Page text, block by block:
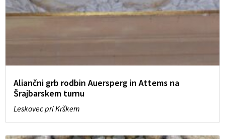
Aliančni grb rodbin Auersperg in Attems na
Šrajbarskem turnu
Leskovec pri Krškem